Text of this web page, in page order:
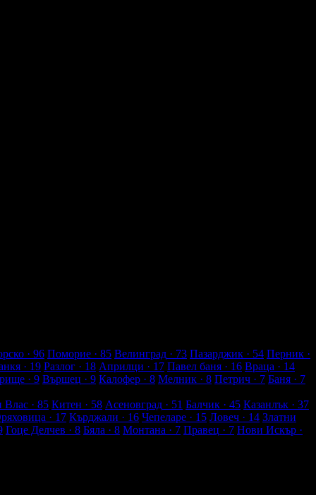
· 96 Поморие · 85 Велинград · 73 Пазарджик · 54 Перник ·
· 19 Разлог · 18 Априлци · 17 Павел баня · 16 Враца · 14
· 9 Вършец · 9 Калофер · 8 Мелник · 8 Петрич · 7 Баня · 7
Влас · 85 Китен · 58 Асеновград · 51 Балчик · 45 Казанлък · 37
· 17 Кърджали · 16 Чепеларе · 15 Ловеч · 14 Златни
Гоце Делчев · 8 Бяла · 8 Монтана · 7 Правец · 7 Нови Искър ·